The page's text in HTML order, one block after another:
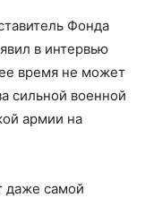
Фонда
в интервью
время не может
сильной военной
армии на
даже самой